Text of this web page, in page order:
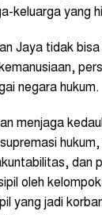
keluarga yang
Jaya tidak
negara hukum.
menjaga
dan
oleh
yang jadi